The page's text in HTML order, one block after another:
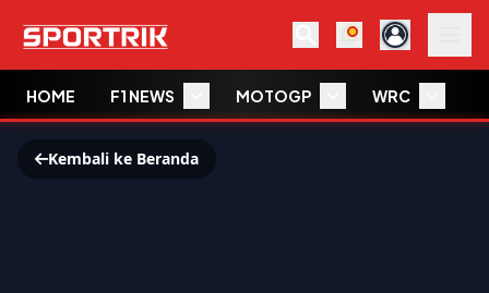
HOME F1 NEWS MOTOGP WRC
Kembali ke Beranda